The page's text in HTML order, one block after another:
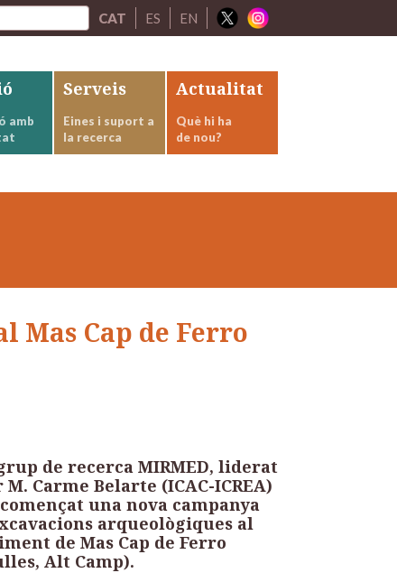
CAT ES EN
amb
Serveis
Eines i suport a
la recerca
Actualitat
Què hi ha
de nou?
Mas Cap de Ferro
de recerca MIRMED, liderat
M. Carme Belarte (ICAC-ICREA)
una nova campanya
arqueològiques al
de Mas Cap de Ferro
Alt Camp).